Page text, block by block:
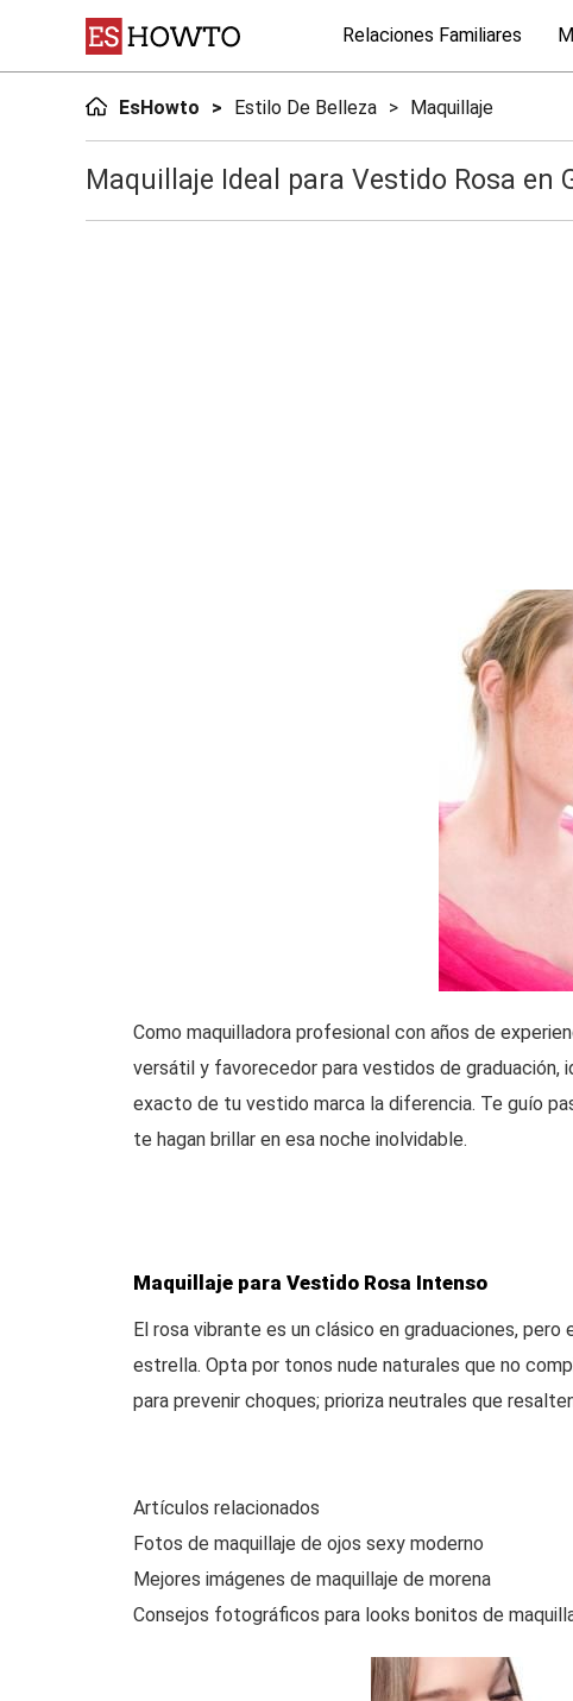
Relaciones Familiares
EsHowto Estilo De Belleza Maquillaje
Maquillaje Ideal para Vestido Rosa en
Como maquilladora profesional con años de
versátil y favorecedor para vestidos de graduación,
exacto de tu vestido marca la diferencia. Te guío
te hagan brillar en esa noche inolvidable.
Maquillaje para Vestido Rosa Intenso
El rosa vibrante es un clásico en graduaciones,
estrella. Opta por tonos nude naturales que no
para prevenir choques; prioriza neutrales que
Artículos relacionados
Fotos de maquillaje de ojos sexy moderno
Mejores imágenes de maquillaje de morena
Consejos fotográficos para looks bonitos de